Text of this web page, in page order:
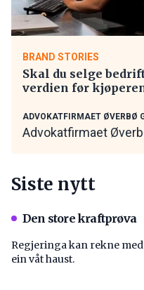
BRAND STORIES
Skal du selge
verdien før
ADVOKATFIRMAET ØVERBØ
Advokatfirmaet
Siste nytt
Den store kraftprøva
Regjeringa kan rekne
ein våt haust.